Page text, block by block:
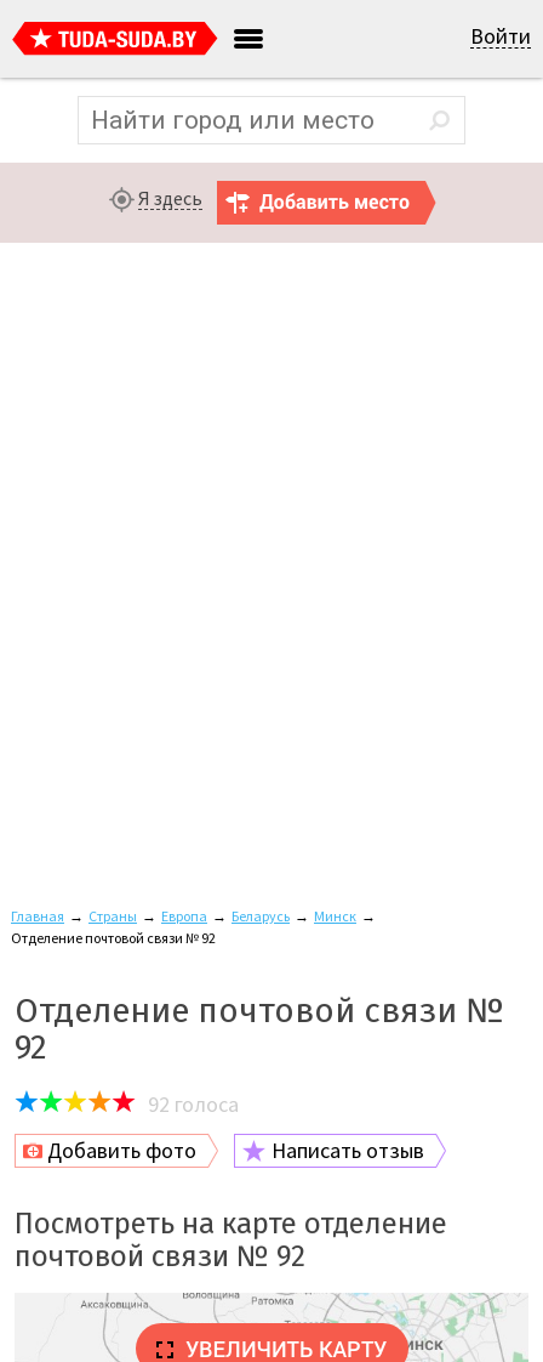
Войти
Я здесь
Главная → Страны → Европа → Беларусь → Минск →
Отделение почтовой связи № 92
Отделение почтовой связи №
92
92 голоса
Добавить фото
Написать отзыв
Посмотреть на карте отделение
почтовой связи № 92